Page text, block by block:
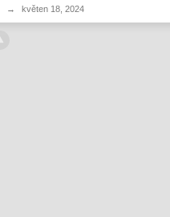
→ květen 18, 2024